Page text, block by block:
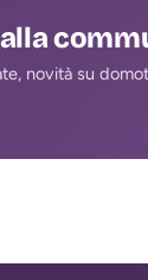
novità su